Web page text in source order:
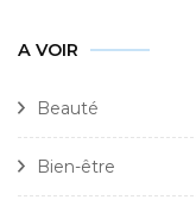
A VOIR
Beauté
Bien-être